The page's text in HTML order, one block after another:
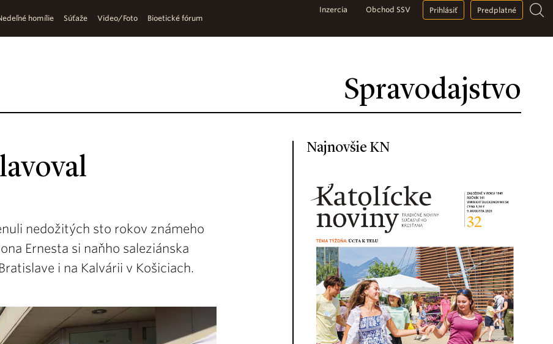
Spravodajstvo
homílie Súťaže Video/Foto Bioetické fórum
Inzercia Obchod SSV Prihlásiť Predplatné
nedožitých sto rokov známeho
Ernesta si naňho saleziánska
i na Kalvárii v Košiciach.
Najnovšie KN